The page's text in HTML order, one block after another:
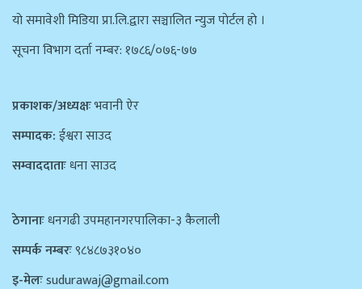
याे समावेशी मिडिया प्रा.लि.द्वारा सञ्चालित न्युज पाेर्टल हाे ।
सूचना विभाग दर्ता नम्बर: १७८६/०७६-७७
प्रकाशक/अध्यक्षःभवानी ऐर
सम्पादक:ईश्वरा साउद
सम्वाददाताःधना साउद
ठेगानाःधनगढी उपमहानगरपालिका-३ कैलाली
सम्पर्क नम्बरः९८४८७३१०४०
इ-मेलःsudurawaj@gmail.com